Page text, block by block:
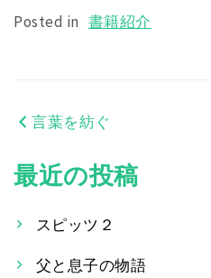
Posted in 書籍紹介
投
稿
ビ
言葉を紡ぐ
最近の投稿
スピッツ２
父と息子の物語